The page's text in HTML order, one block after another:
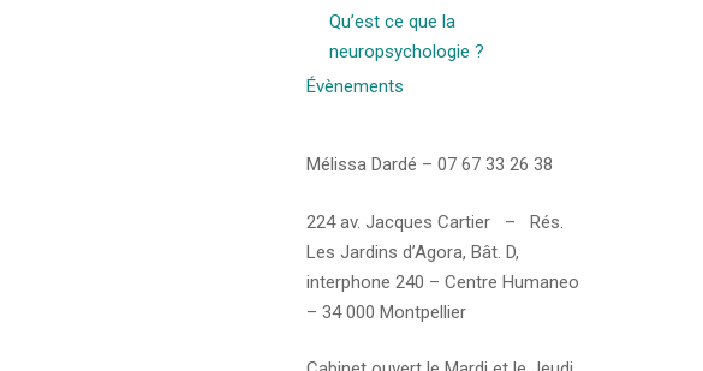
Qu’est ce que la
neuropsychologie ?
Évènements
Mélissa Dardé – 07 67 33 26 38
224 av. Jacques Cartier – Rés.
Les Jardins d’Agora, Bât. D,
interphone 240 – Centre Humaneo
– 34 000 Montpellier